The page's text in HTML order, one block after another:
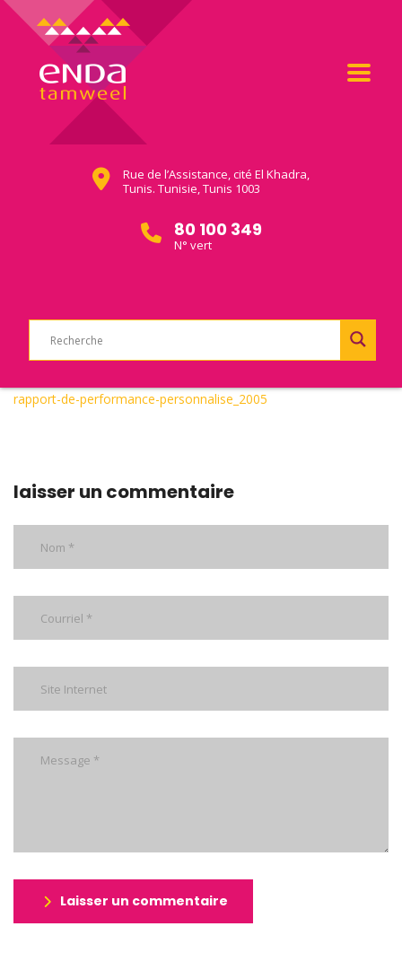
Rue de l’Assistance, cité El Khadra,
Tunis. Tunisie, Tunis 1003
80 100 349
N° vert
rapport-de-performance-personnalise_2005
laisser un commentaire
Laisser un commentaire